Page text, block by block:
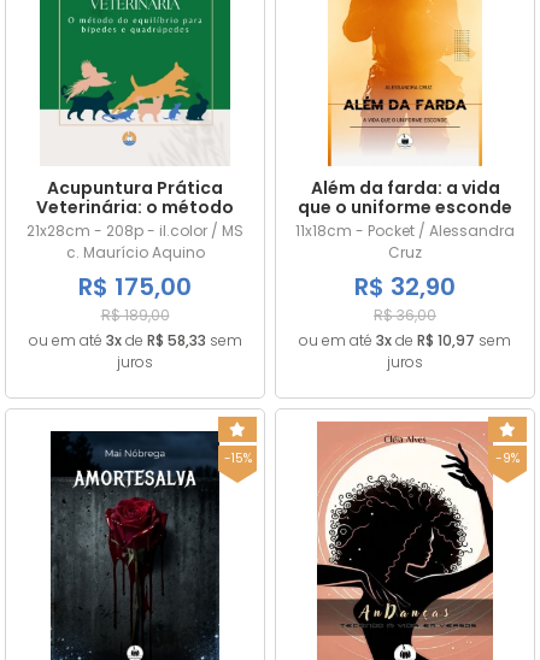
Acupuntura Prática
Veterinária: o método
do equilíbrio para
bípedes e quadrúpedes
21x28cm - 208p - il.color / MS
c. Maurício Aquino
R$ 175,00
R$ 189,00
ou em até 3xde R$ 58,33 sem
juros
Além da farda: a vida
que o uniforme esconde
11x18cm - Pocket / Alessandra
Cruz
R$ 32,90
R$ 36,00
ou em até 3xde R$ 10,97 sem
juros
-15% -9%